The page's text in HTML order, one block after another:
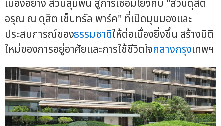
เมืองอย่าง สวนลุมพินี สู่การเชื่อมโยงกับ "สวนดุสิต
อรุณ ณ ดุสิต เซ็นทรัล พาร์ค" ที่เปิดมุมมองและ
ประสบการณ์ของธรรมชาติให้ต่อเนื่องยิ่งขึ้น สร้างมิติ
ใหม่ของการอยู่อาศัยและการใช้ชีวิตใจกลางกรุงเทพฯ